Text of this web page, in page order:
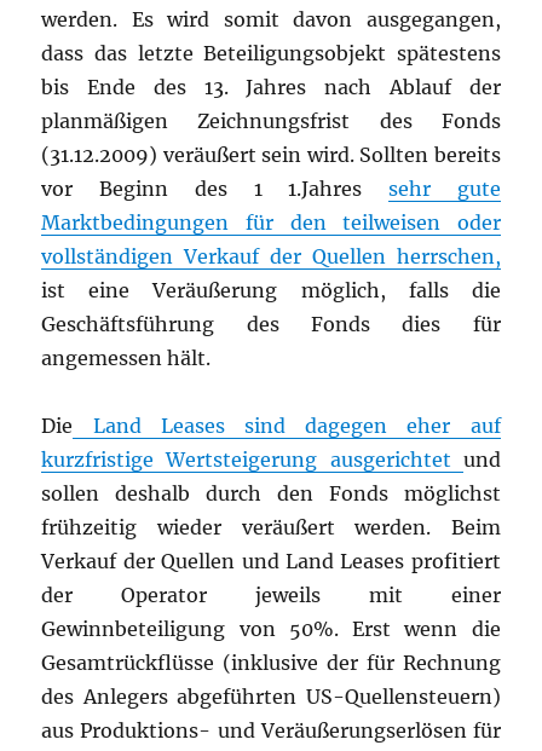
werden. Es wird somit davon ausgegangen,
dass das letzte Beteiligungsobjekt spätestens
bis Ende des 13. Jahres nach Ablauf der
planmäßigen Zeichnungsfrist des Fonds
(31.12.2009) veräußert sein wird. Sollten bereits
vor Beginn des 1 1.Jahres sehr gute
Marktbedingungen für den teilweisen oder
vollständigen Verkauf der Quellen herrschen,
ist eine Veräußerung möglich, falls die
Geschäftsführung des Fonds dies für
angemessen hält.
Die Land Leases sind dagegen eher auf
kurzfristige Wertsteigerung ausgerichtet und
sollen deshalb durch den Fonds möglichst
frühzeitig wieder veräußert werden. Beim
Verkauf der Quellen und Land Leases profitiert
der Operator jeweils mit einer
Gewinnbeteiligung von 50%. Erst wenn die
Gesamtrückflüsse (inklusive der für Rechnung
des Anlegers abgeführten US-Quellensteuern)
aus Produktions- und Veräußerungserlösen für